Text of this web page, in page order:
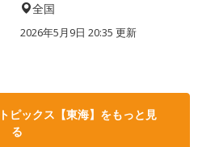
全国
2026年5月9日 20:35 更新
ピックス【東海】をもっと見
る